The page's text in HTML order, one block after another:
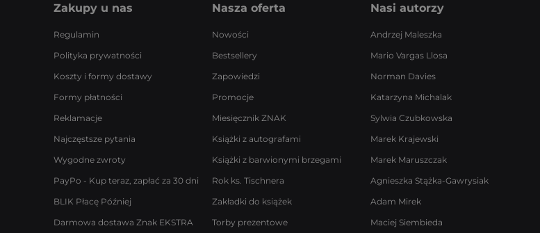
Zakupy u nas
Regulamin
Polityka prywatności
Koszty i formy dostawy
Formy płatności
Reklamacje
Najczęstsze pytania
Wygodne zwroty
PayPo - Kup teraz, zapłać za 30 dni
BLIK Płacę Później
Darmowa dostawa Znak EKSTRA
Nasza oferta
Nowości
Bestsellery
Zapowiedzi
Promocje
Miesięcznik ZNAK
Książki z autografami
Książki z barwionymi brzegami
Rok ks. Tischnera
Zakładki do książek
Torby prezentowe
Nasi autorzy
Andrzej Maleszka
Mario Vargas Llosa
Norman Davies
Katarzyna Michalak
Sylwia Czubkowska
Marek Krajewski
Marek Maruszczak
Agnieszka Stążka-Gawrysiak
Adam Mirek
Maciej Siembieda